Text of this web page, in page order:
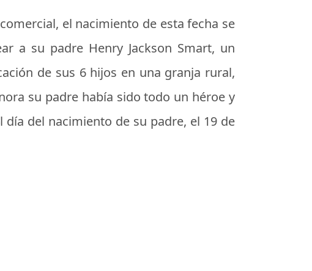
el nacimiento de esta fecha se
a su padre Henry Jackson Smart, un
de sus 6 hijos en una granja rural,
su padre había sido todo un héroe y
del nacimiento de su padre, el 19 de